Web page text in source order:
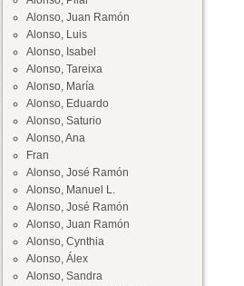
Alonso, Juan Ramón
Alonso, Luis
Alonso, Isabel
Alonso, Tareixa
Alonso, María
Alonso, Eduardo
Alonso, Saturio
Alonso, Ana
Fran
Alonso, José Ramón
Alonso, Manuel L.
Alonso, José Ramón
Alonso, Juan Ramón
Alonso, Cynthia
Alonso, Álex
Alonso, Sandra